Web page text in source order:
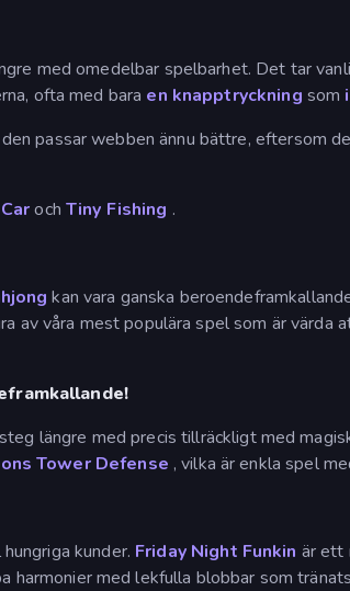
med omedelbar spelbarhet. Det tar
ofta med bara en knapptryckning som
passar webben ännu bättre, eftersom
och Tiny Fishing .
kan vara ganska
av våra mest populära spel som är värda
längre med precis tillräckligt med
Tower Defense , vilka är enkla spel
kunder. Friday Night Funkin är ett
harmonier med lekfulla blobbar som